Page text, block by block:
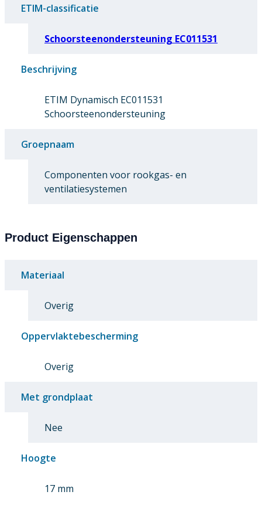
ETIM-classificatie
Schoorsteenondersteuning EC011531
Beschrijving
ETIM Dynamisch EC011531
Schoorsteenondersteuning
Groepnaam
Componenten voor rookgas- en
ventilatiesystemen
Product Eigenschappen
Materiaal
Overig
Oppervlaktebescherming
Overig
Met grondplaat
Nee
Hoogte
17 mm